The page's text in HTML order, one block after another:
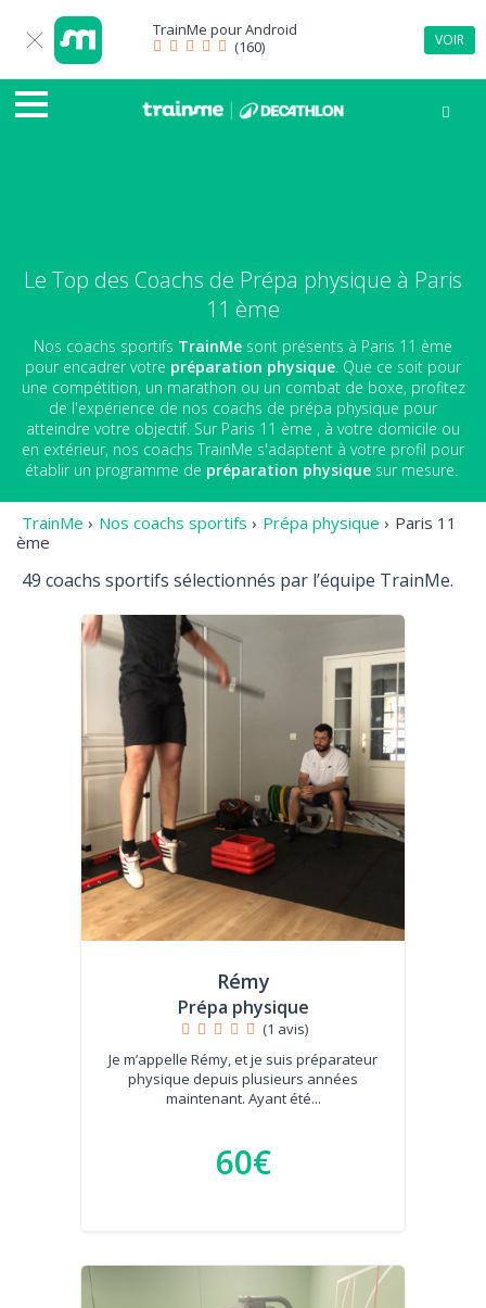
TrainMe pourAndroid
(160)
VOIR
Le Top des Coachs de Prépa physique à Paris
11 ème
Nos coachs sportifs TrainMe sont présents à Paris 11 ème
pour encadrer votre préparation physique . Que ce soit pour
une compétition, un marathon ou un combat de boxe, profitez
de l'expérience de nos coachs de prépa physique pour
atteindre votre objectif. Sur Paris 11 ème , à votre domicile ou
en extérieur, nos coachs TrainMe s'adaptent à votre profil pour
établir un programme de préparation physiquesur mesure.
TrainMe › Nos coachs sportifs › Prépa physique › Paris 11
ème
49 coachs sportifs sélectionnés par l’équipe TrainMe.
Rémy
Prépa physique
(1 avis)
Je m’appelle Rémy, et je suis préparateur
physique depuis plusieurs années
maintenant. Ayant été...
60€